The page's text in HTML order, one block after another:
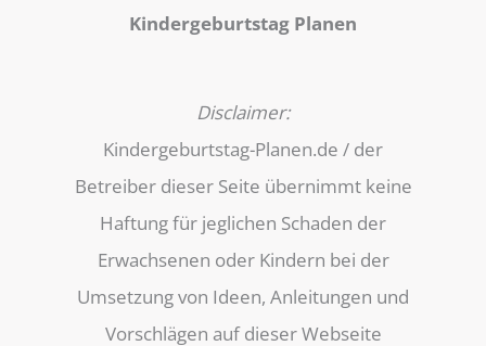
Kindergeburtstag Planen
Disclaimer:
Kindergeburtstag-Planen.de / der
Betreiber dieser Seite übernimmt keine
Haftung für jeglichen Schaden der
Erwachsenen oder Kindern bei der
Umsetzung von Ideen, Anleitungen und
Vorschlägen auf dieser Webseite